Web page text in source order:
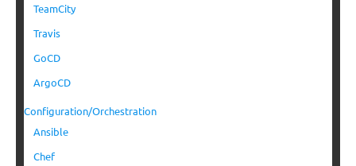
TeamCity
Travis
GoCD
ArgoCD
Configuration/Orchestration
Ansible
Chef